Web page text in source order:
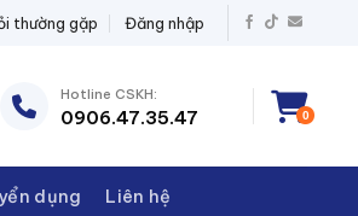
thường gặp Đăng nhập
Hotline CSKH:
0906.47.35.47 0
dụng Liên hệ